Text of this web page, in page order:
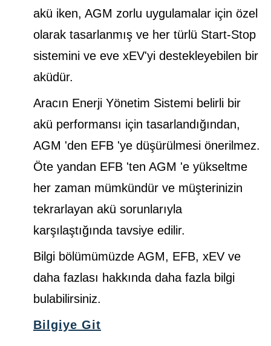
akü iken, AGM zorlu uygulamalar için özel
olarak tasarlanmış ve her türlü Start-Stop
sistemini ve eve xEV'yi destekleyebilen bir
aküdür.
Aracın Enerji Yönetim Sistemi belirli bir
akü performansı için tasarlandığından,
AGM 'den EFB 'ye düşürülmesi önerilmez.
Öte yandan EFB 'ten AGM 'e yükseltme
her zaman mümkündür ve müşterinizin
tekrarlayan akü sorunlarıyla
karşılaştığında tavsiye edilir.
Bilgi bölümümüzde AGM, EFB, xEV ve
daha fazlası hakkında daha fazla bilgi
bulabilirsiniz.
Bilgiye Git